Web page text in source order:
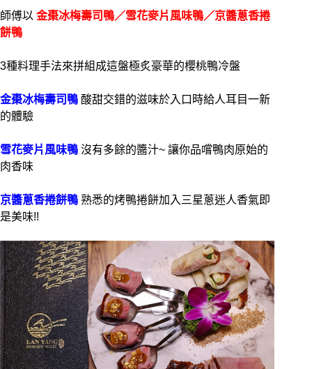
師傅以 金棗冰梅壽司鴨／雪花麥片風味鴨／京醬蔥香捲
餅鴨
3種料理手法來拼組成這盤極炙豪華的櫻桃鴨冷盤
金棗冰梅壽司鴨 酸甜交錯的滋味於入口時給人耳目一新
的體驗
雪花麥片風味鴨 沒有多餘的醬汁~ 讓你品嚐鴨肉原始的
肉香味
京醬蔥香捲餅鴨 熟悉的烤鴨捲餅加入三星蔥迷人香氣即
是美味!!